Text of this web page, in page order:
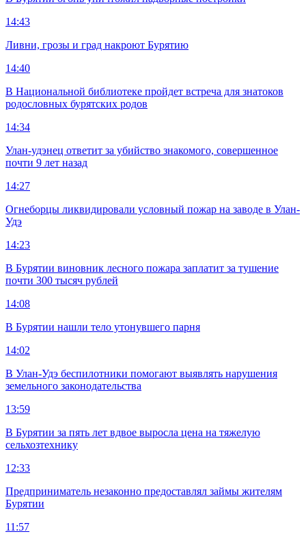
14:43
Ливни, грозы и град накроют Бурятию
14:40
В Национальной библиотеке пройдет встреча для знатоков
родословных бурятских родов
14:34
Улан-удэнец ответит за убийство знакомого, совершенное
почти 9 лет назад
14:27
Огнеборцы ликвидировали условный пожар на заводе в Улан-
Удэ
14:23
В Бурятии виновник лесного пожара заплатит за тушение
почти 300 тысяч рублей
14:08
В Бурятии нашли тело утонувшего парня
14:02
В Улан-Удэ беспилотники помогают выявлять нарушения
земельного законодательства
13:59
В Бурятии за пять лет вдвое выросла цена на тяжелую
сельхозтехнику
12:33
Предприниматель незаконно предоставлял займы жителям
Бурятии
11:57